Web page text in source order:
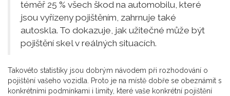
téměř 25 % všech škod na automobilu, které
jsou vyřízeny pojištěním, zahrnuje také
autoskla. To dokazuje, jak užitečné může být
pojištění skel v reálných situacích.
Takovéto statistiky jsou dobrým návodem při rozhodování o
pojištění vašeho vozidla. Proto je na místě dobře se obeznámit s
konkrétními podmínkami i limity, které vaše konkrétní pojištění